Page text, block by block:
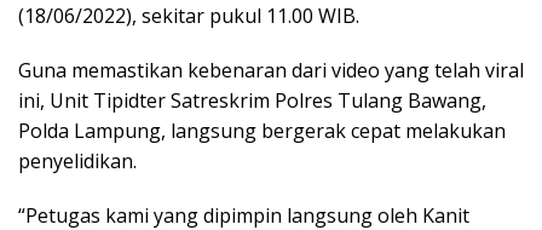
(18/06/2022), sekitar pukul 11.00 WIB.
Guna memastikan kebenaran dari video yang telah viral
ini, Unit Tipidter Satreskrim Polres Tulang Bawang,
Polda Lampung, langsung bergerak cepat melakukan
penyelidikan.
“Petugas kami yang dipimpin langsung oleh Kanit